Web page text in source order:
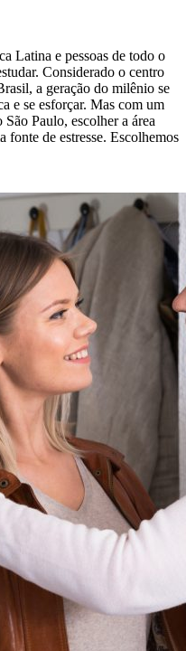
Latina e pessoas de todo o
Considerado o centro
a geração do milênio se
e se esforçar. Mas com um
Paulo, escolher a área
fonte de estresse. Escolhemos